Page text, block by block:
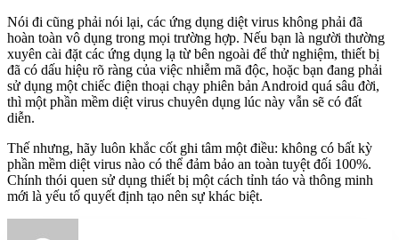
Nói đi cũng phải nói lại, các ứng dụng diệt virus không phải đã
hoàn toàn vô dụng trong mọi trường hợp. Nếu bạn là người thường
xuyên cài đặt các ứng dụng lạ từ bên ngoài để thử nghiệm, thiết bị
đã có dấu hiệu rõ ràng của việc nhiễm mã độc, hoặc bạn đang phải
sử dụng một chiếc điện thoại chạy phiên bản Android quá sâu đời,
thì một phần mềm diệt virus chuyên dụng lúc này vẫn sẽ có đất
diễn.
Thế nhưng, hãy luôn khắc cốt ghi tâm một điều: không có bất kỳ
phần mềm diệt virus nào có thể đảm bảo an toàn tuyệt đối 100%.
Chính thói quen sử dụng thiết bị một cách tỉnh táo và thông minh
mới là yếu tố quyết định tạo nên sự khác biệt.